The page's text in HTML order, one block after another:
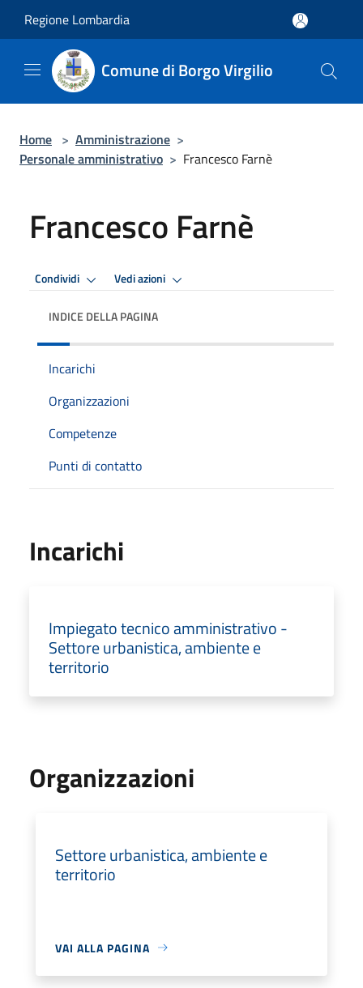
Regione Lombardia
Comune di Borgo Virgilio
Home > Amministrazione >
Personale amministrativo > Francesco Farnè
Francesco Farnè
Condividi Vedi azioni
INDICE DELLA PAGINA
Incarichi
Organizzazioni
Competenze
Punti di contatto
Incarichi
Impiegato tecnico amministrativo -
Settore urbanistica, ambiente e
territorio
Organizzazioni
Settore urbanistica, ambiente e
territorio
VAI ALLA PAGINA